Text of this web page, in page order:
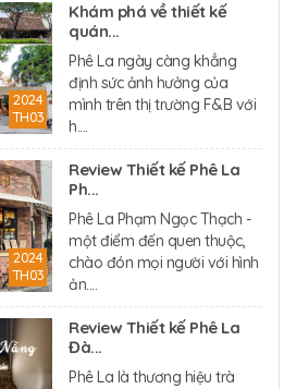
2024
TH03
Khám phá về thiết kế
quán...
Phê La ngày càng khẳng
định sức ảnh hưởng của
mình trên thị trường F&B với
h....
2024
TH03
Review Thiết kế Phê La
Ph...
Phê La Phạm Ngọc Thạch -
một điểm đến quen thuộc,
chào đón mọi người với hình
ản....
Review Thiết kế Phê La
Đà...
Phê La là thương hiệu trà